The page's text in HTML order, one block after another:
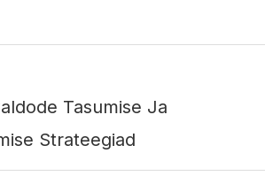
Tasumise Ja
Strateegiad